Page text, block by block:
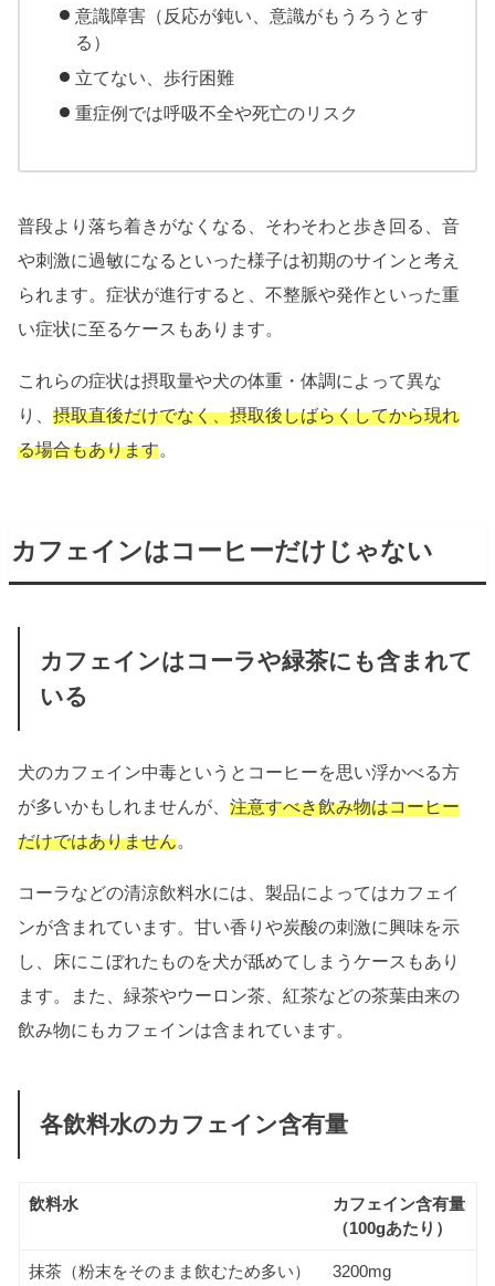
意識障害（反応が鈍い、意識がもうろうとす
る）
立てない、歩行困難
重症例では呼吸不全や死亡のリスク
普段より落ち着きがなくなる、そわそわと歩き回る、音
や刺激に過敏になるといった様子は初期のサインと考え
られます。症状が進行すると、不整脈や発作といった重
い症状に至るケースもあります。
これらの症状は摂取量や犬の体重・体調によって異な
り、摂取直後だけでなく、摂取後しばらくしてから現れ
る場合もあります。
カフェインはコーヒーだけじゃない
カフェインはコーラや緑茶にも含まれて
いる
犬のカフェイン中毒というとコーヒーを思い浮かべる方
が多いかもしれませんが、注意すべき飲み物はコーヒー
だけではありません。
コーラなどの清涼飲料水には、製品によってはカフェイ
ンが含まれています。甘い香りや炭酸の刺激に興味を示
し、床にこぼれたものを犬が舐めてしまうケースもあり
ます。また、緑茶やウーロン茶、紅茶などの茶葉由来の
飲み物にもカフェインは含まれています。
各飲料水のカフェイン含有量
飲料水
カフェイン含有量
（100gあたり）
抹茶（粉末をそのまま飲むため多い） 3200mg